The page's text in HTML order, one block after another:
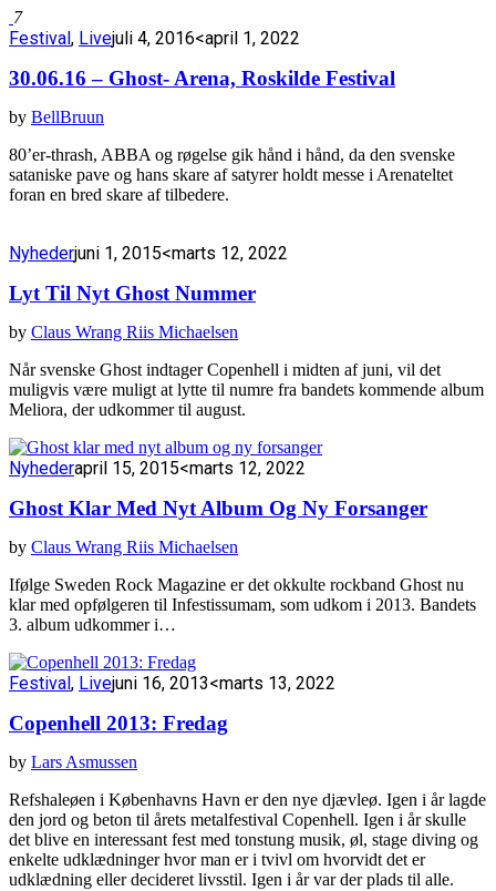
7
Festival, Livejuli 4, 2016<april 1, 2022
30.06.16 – Ghost- Arena, Roskilde Festival
by BellBruun
80’er-thrash, ABBA og røgelse gik hånd i hånd, da den svenske
sataniske pave og hans skare af satyrer holdt messe i Arenateltet
foran en bred skare af tilbedere.
Nyhederjuni 1, 2015<marts 12, 2022
Lyt Til Nyt Ghost Nummer
by Claus Wrang Riis Michaelsen
Når svenske Ghost indtager Copenhell i midten af juni, vil det
muligvis være muligt at lytte til numre fra bandets kommende album
Meliora, der udkommer til august.
Nyhederapril 15, 2015<marts 12, 2022
Ghost Klar Med Nyt Album Og Ny Forsanger
by Claus Wrang Riis Michaelsen
Ifølge Sweden Rock Magazine er det okkulte rockband Ghost nu
klar med opfølgeren til Infestissumam, som udkom i 2013. Bandets
3. album udkommer i…
Festival, Livejuni 16, 2013<marts 13, 2022
Copenhell 2013: Fredag
by Lars Asmussen
Refshaleøen i Københavns Havn er den nye djævleø. Igen i år lagde
den jord og beton til årets metalfestival Copenhell. Igen i år skulle
det blive en interessant fest med tonstung musik, øl, stage diving og
enkelte udklædninger hvor man er i tvivl om hvorvidt det er
udklædning eller decideret livsstil. Igen i år var der plads til alle.